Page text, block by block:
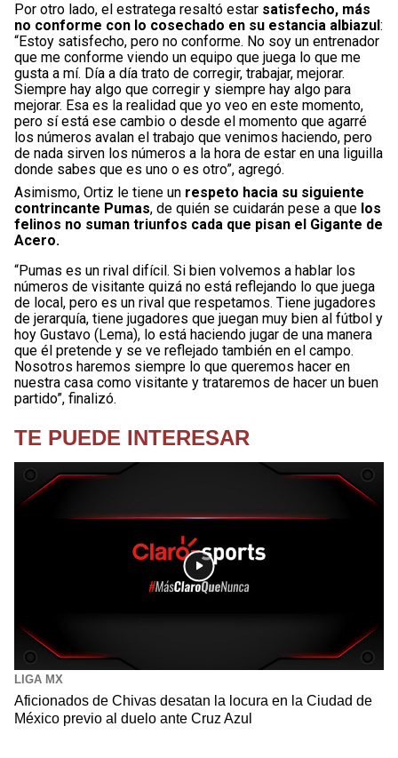
Por otro lado, el estratega resaltó estar satisfecho, más
no conforme con lo cosechado en su estancia albiazul:
“Estoy satisfecho, pero no conforme. No soy un entrenador
que me conforme viendo un equipo que juega lo que me
gusta a mí. Día a día trato de corregir, trabajar, mejorar.
Siempre hay algo que corregir y siempre hay algo para
mejorar. Esa es la realidad que yo veo en este momento,
pero sí está ese cambio o desde el momento que agarré
los números avalan el trabajo que venimos haciendo, pero
de nada sirven los números a la hora de estar en una liguilla
donde sabes que es uno o es otro”, agregó.
Asimismo, Ortiz le tiene un respeto hacia su siguiente
contrincante Pumas, de quién se cuidarán pese a que los
felinos no suman triunfos cada que pisan el Gigante de
Acero.
“Pumas es un rival difícil. Si bien volvemos a hablar los
números de visitante quizá no está reflejando lo que juega
de local, pero es un rival que respetamos. Tiene jugadores
de jerarquía, tiene jugadores que juegan muy bien al fútbol y
hoy Gustavo (Lema), lo está haciendo jugar de una manera
que él pretende y se ve reflejado también en el campo.
Nosotros haremos siempre lo que queremos hacer en
nuestra casa como visitante y trataremos de hacer un buen
partido”, finalizó.
TE PUEDE INTERESAR
LIGA MX
Aficionados de Chivas desatan la locura en la Ciudad de
México previo al duelo ante Cruz Azul